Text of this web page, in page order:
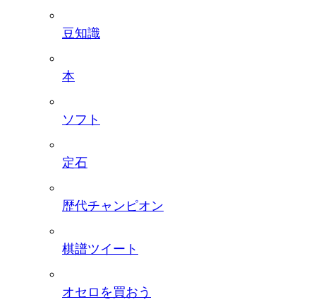
豆知識
本
ソフト
定石
歴代チャンピオン
棋譜ツイート
オセロを買おう